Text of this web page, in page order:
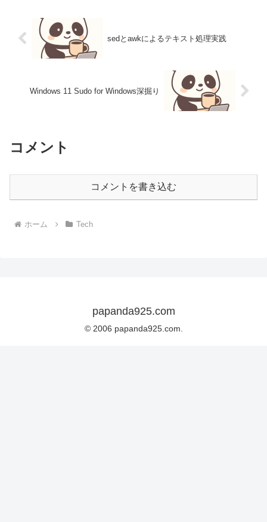
sedとawkによるテキスト処理実践
Windows 11 Sudo for Windows深掘り
コメント
コメントを書き込む
ホーム Tech
papanda925.com
© 2006 papanda925.com.